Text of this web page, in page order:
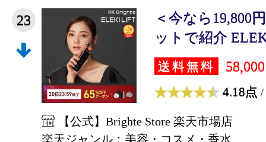
23
＜今なら19,800
ットで紹介
送料無料
4.18点 /
【公式】Brighte Store 楽天市場店
楽天ジャンル：美容・コスメ・香水